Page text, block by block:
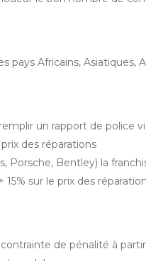
Africains,
un rapport de police
prix des réparations
Porsche, Bentley) la
sur le prix des
de pénalité à